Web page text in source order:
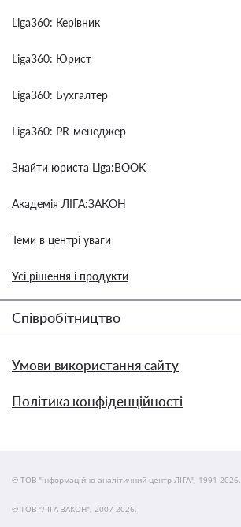
Liga360: Керівник
Liga360: Юрист
Liga360: Бухгалтер
Liga360: PR-менеджер
Знайти юриста Liga:BOOK
Академія ЛІГА:ЗАКОН
Теми в центрі уваги
Усі рішення і продукти
Співробітництво
Умови використання сайту
Політика конфіденційності
© ТОВ "інформаційно-аналітичний центр ЛІГА", 1991-2026.
© ТОВ "ЛІГА ЗАКОН", 2007-2026.